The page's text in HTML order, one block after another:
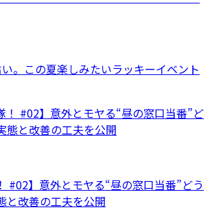
。この夏楽しみたいラッキーイベント
#02】意外とモヤる“昼の窓口当番”どう
と改善の工夫を公開